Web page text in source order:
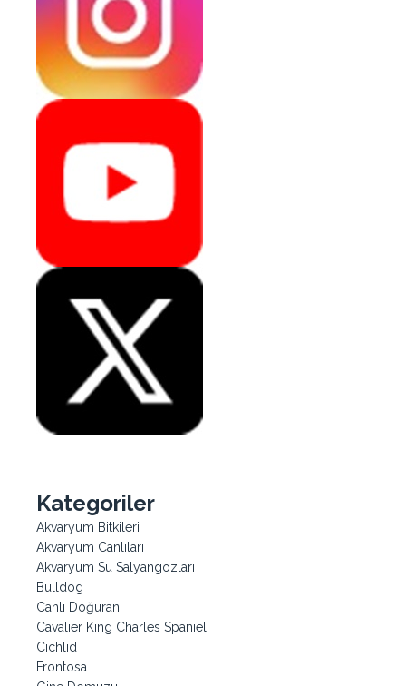
Kategoriler
Akvaryum Bitkileri
Akvaryum Canlıları
Akvaryum Su Salyangozları
Bulldog
Canlı Doğuran
Cavalier King Charles Spaniel
Cichlid
Frontosa